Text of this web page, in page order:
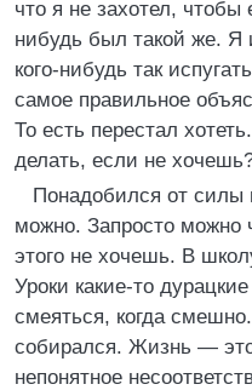
что я не захотел, чтобы
нибудь был такой же. Я
кого-нибудь так
самое правильное
То есть перестал
делать, если не
Понадобился от силы
можно. Запросто можно
этого не хочешь. В
Уроки какие-то
смеяться, когда
собирался. Жизнь —
непонятное